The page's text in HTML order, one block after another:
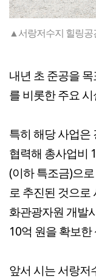
▲서랑저수지 힐링공
내년 초 준공을
를 비롯한 주요
특히 해당 사업은
협력해 총사업비
(이하 특조금)으
로 추진된 것으로
화관광자원 개발
10억 원을 확보한
앞서 시는 서랑저